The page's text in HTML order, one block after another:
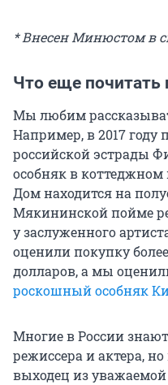
* Внесен Минюстом в
Что еще почитать
Мы любим
Например, в 2017 году
российской эстрады
особняк в коттеджном
Дом находится на
Мякининской пойме
у заслуженного
оценили покупку
долларов, а мы
роскошный особняк
Многие в России
режиссера и актера,
выходец из